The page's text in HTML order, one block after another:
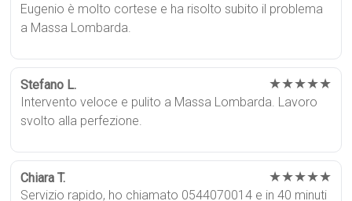
Eugenio è molto cortese e ha risolto subito il problema
a Massa Lombarda.
Stefano L. ★★★★★
Intervento veloce e pulito a Massa Lombarda. Lavoro
svolto alla perfezione.
Chiara T. ★★★★★
Servizio rapido, ho chiamato 0544070014 e in 40 minuti